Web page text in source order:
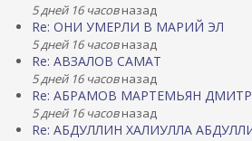
5 дней 16 часовназад
Re: ОНИ УМЕРЛИ В МАРИЙ ЭЛ
5 дней 16 часовназад
Re: АВЗАЛОВ САМАТ
5 дней 16 часовназад
Re: АБРАМОВ МАРТЕМЬЯН
5 дней 16 часовназад
Re: АБДУЛЛИН ХАЛИУЛЛА